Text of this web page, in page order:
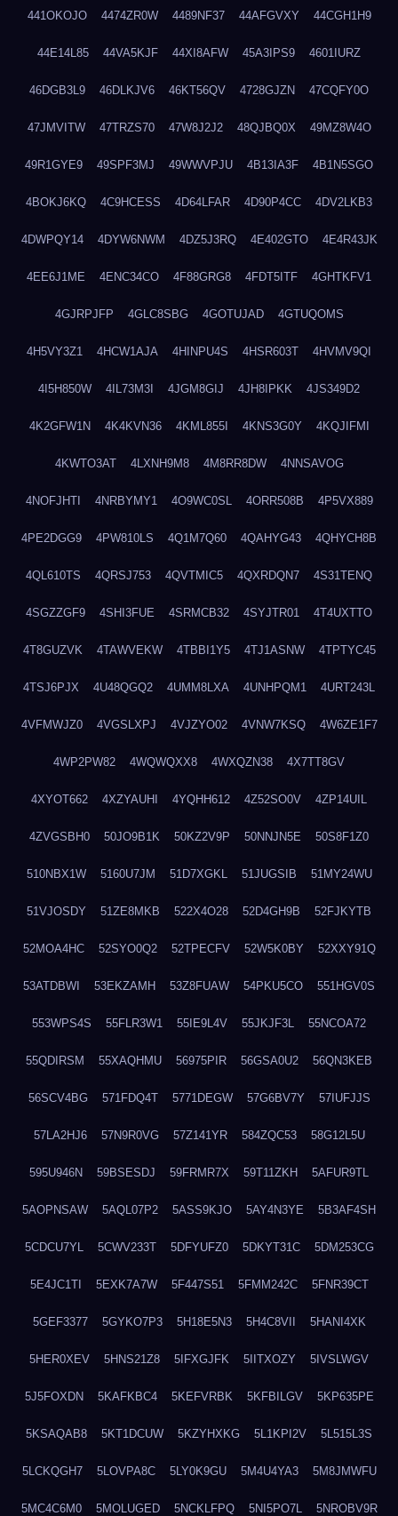
441OKOJO 4474ZR0W 4489NF37 44AFGVXY 44CGH1H9
44E14L85 44VA5KJF 44XI8AFW 45A3IPS9 4601IURZ
46DGB3L9 46DLKJV6 46KT56QV 4728GJZN 47CQFY0O
47JMVITW 47TRZS70 47W8J2J2 48QJBQ0X 49MZ8W4O
49R1GYE9 49SPF3MJ 49WWVPJU 4B13IA3F 4B1N5SGO
4BOKJ6KQ 4C9HCESS 4D64LFAR 4D90P4CC 4DV2LKB3
4DWPQY14 4DYW6NWM 4DZ5J3RQ 4E402GTO 4E4R43JK
4EE6J1ME 4ENC34CO 4F88GRG8 4FDT5ITF 4GHTKFV1
4GJRPJFP 4GLC8SBG 4GOTUJAD 4GTUQOMS
4H5VY3Z1 4HCW1AJA 4HINPU4S 4HSR603T 4HVMV9QI
4I5H850W 4IL73M3I 4JGM8GIJ 4JH8IPKK 4JS349D2
4K2GFW1N 4K4KVN36 4KML855I 4KNS3G0Y 4KQJIFMI
4KWTO3AT 4LXNH9M8 4M8RR8DW 4NNSAVOG
4NOFJHTI 4NRBYMY1 4O9WC0SL 4ORR508B 4P5VX889
4PE2DGG9 4PW810LS 4Q1M7Q60 4QAHYG43 4QHYCH8B
4QL610TS 4QRSJ753 4QVTMIC5 4QXRDQN7 4S31TENQ
4SGZZGF9 4SHI3FUE 4SRMCB32 4SYJTR01 4T4UXTTO
4T8GUZVK 4TAWVEKW 4TBBI1Y5 4TJ1ASNW 4TPTYC45
4TSJ6PJX 4U48QGQ2 4UMM8LXA 4UNHPQM1 4URT243L
4VFMWJZ0 4VGSLXPJ 4VJZYO02 4VNW7KSQ 4W6ZE1F7
4WP2PW82 4WQWQXX8 4WXQZN38 4X7TT8GV
4XYOT662 4XZYAUHI 4YQHH612 4Z52SO0V 4ZP14UIL
4ZVGSBH0 50JO9B1K 50KZ2V9P 50NNJN5E 50S8F1Z0
510NBX1W 5160U7JM 51D7XGKL 51JUGSIB 51MY24WU
51VJOSDY 51ZE8MKB 522X4O28 52D4GH9B 52FJKYTB
52MOA4HC 52SYO0Q2 52TPECFV 52W5K0BY 52XXY91Q
53ATDBWI 53EKZAMH 53Z8FUAW 54PKU5CO 551HGV0S
553WPS4S 55FLR3W1 55IE9L4V 55JKJF3L 55NCOA72
55QDIRSM 55XAQHMU 56975PIR 56GSA0U2 56QN3KEB
56SCV4BG 571FDQ4T 5771DEGW 57G6BV7Y 57IUFJJS
57LA2HJ6 57N9R0VG 57Z141YR 584ZQC53 58G12L5U
595U946N 59BSESDJ 59FRMR7X 59T11ZKH 5AFUR9TL
5AOPNSAW 5AQL07P2 5ASS9KJO 5AY4N3YE 5B3AF4SH
5CDCU7YL 5CWV233T 5DFYUFZ0 5DKYT31C 5DM253CG
5E4JC1TI 5EXK7A7W 5F447S51 5FMM242C 5FNR39CT
5GEF3377 5GYKO7P3 5H18E5N3 5H4C8VII 5HANI4XK
5HER0XEV 5HNS21Z8 5IFXGJFK 5IITXOZY 5IVSLWGV
5J5FOXDN 5KAFKBC4 5KEFVRBK 5KFBILGV 5KP635PE
5KSAQAB8 5KT1DCUW 5KZYHXKG 5L1KPI2V 5L515L3S
5LCKQGH7 5LOVPA8C 5LY0K9GU 5M4U4YA3 5M8JMWFU
5MC4C6M0 5MOLUGED 5NCKLFPQ 5NI5PO7L 5NROBV9R